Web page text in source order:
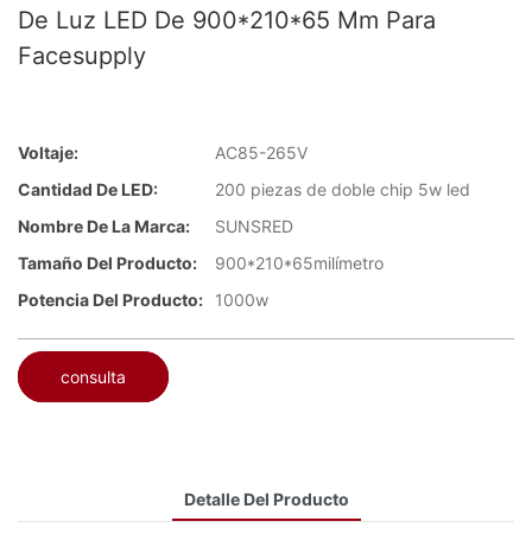
De Luz LED De 900*210*65 Mm Para
Facesupply
Voltaje:
AC85-265V
Cantidad De LED:
200 piezas de doble chip 5w led
Nombre De La Marca:
SUNSRED
Tamaño Del Producto:
900*210*65milímetro
Potencia Del Producto:
1000w
consulta
Detalle Del Producto